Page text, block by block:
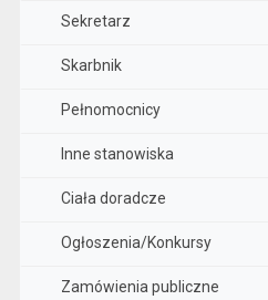
Sekretarz
Skarbnik
Pełnomocnicy
Inne stanowiska
Ciała doradcze
Ogłoszenia/Konkursy
Zamówienia publiczne